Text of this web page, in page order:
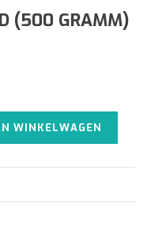
(500 GRAMM)
WINKELWAGEN